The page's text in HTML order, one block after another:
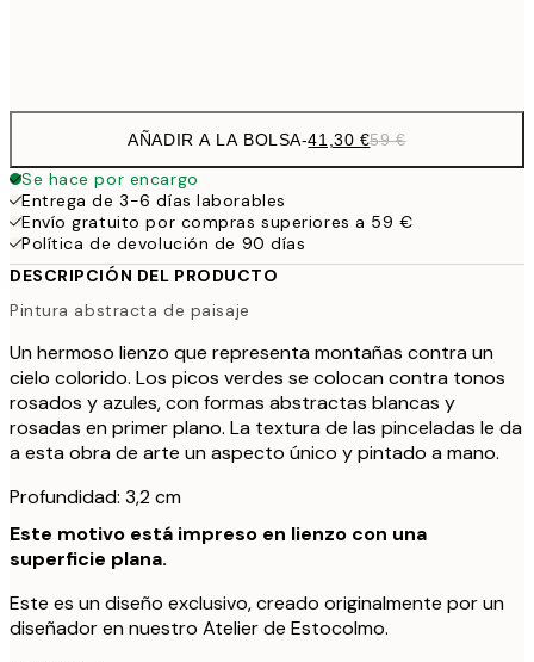
AÑADIR A LA BOLSA-41,30 €59 €
Se hace por encargo
Entrega de 3-6 días laborables
Envío gratuito por compras superiores a 59 €
Política de devolución de 90 días
DESCRIPCIÓN DEL PRODUCTO
Pintura abstracta de paisaje
Un hermoso lienzo que representa montañas contra un
cielo colorido. Los picos verdes se colocan contra tonos
rosados y azules, con formas abstractas blancas y
rosadas en primer plano. La textura de las pinceladas le da
a esta obra de arte un aspecto único y pintado a mano.
Profundidad: 3,2 cm
Este motivo está impreso en lienzo con una
superficie plana.
Este es un diseño exclusivo, creado originalmente por un
diseñador en nuestro Atelier de Estocolmo.